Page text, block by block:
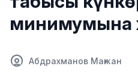
Саясат
Экономика
Әлемде
минимумына
Абдрахманов Мағжан